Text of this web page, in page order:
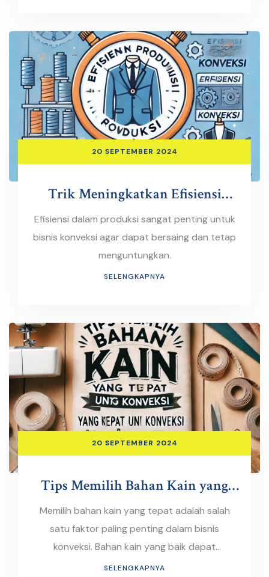
20 SEPTEMBER 2024
Trik Meningkatkan Efisiensi
Produksi di Bisnis Konveksi
Efisiensi dalam produksi sangat penting untuk
bisnis konveksi agar dapat bersaing dan tetap
menguntungkan.
SELENGKAPNYA
20 SEPTEMBER 2024
Tips Memilih Bahan Kain yang
Tepat untuk Konveksi
Memilih bahan kain yang tepat adalah salah
satu faktor paling penting dalam bisnis
konveksi. Bahan kain yang baik dapat
meningkatkan kualitas produk dan kenyamanan
SELENGKAPNYA